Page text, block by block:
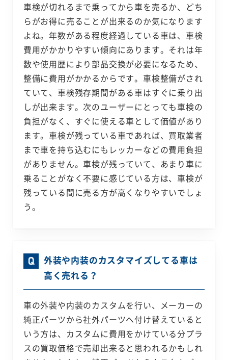
車検が切れるまで乗ってから車を売るか、どち
らがお得に売ることが出来るのか気になります
よね。年数がある程度経過している車は、車検
費用がかかりやすい傾向にあります。それは年
数や使用歴により部品交換が必要になるため、
整備に費用がかかるからです。車検整備がされ
ていて、車検残存期間がある車はすぐに乗り出
しが出来ます。次のユーザーにとっても車検の
負担がなく、すぐに使える車として価値があり
ます。車検が残っている車であれば、買取業者
まで車を持ち込むにもレッカーなどの費用負担
がありません。車検が残っていて、あまり車に
乗ることがなく不要に感じている方は、車検が
残っている間に売る方が高くなりやすいでしょ
う。
外装や内装のカスタマイズしてる車は
高く売れる？
車の外装や内装のカスタムを行い、メーカーの
純正パーツから社外パーツへ付け替えていると
いう方は、カスタムに費用をかけている分プラ
スの買取価格で売却出来ると思われるかもしれ